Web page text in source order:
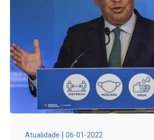
Atualidade | 06-01-2022